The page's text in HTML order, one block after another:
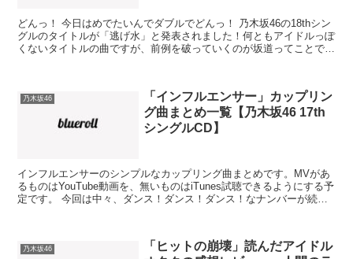
どんっ！ 今日はめでたいんでダブルでどんっ！ 乃木坂46の18thシン
グルのタイトルが「逃げ水」と発表されました！何ともアイドルっぽ
くないタイトルの曲ですが、前例を破っていくのが坂道ってことで。
乃木坂46
「インフルエンサー」カップリン
グ曲まとめ一覧【乃木坂46 17th
シングルCD】
インフルエンサーのシンプルなカップリング曲まとめです。MVがあ
るものはYouTube動画を、無いものはiTunes試聴できるようにする予
定です。 今回は中々、ダンス！ダンス！ダンス！なナンバーが続い
乃木坂46
「ヒットの崩壊」読んだアイドル